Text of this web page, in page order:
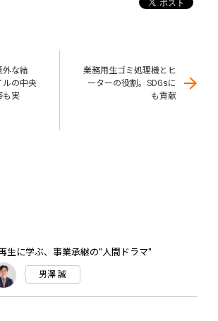
外な結
ルの中央
も実
業務用生ゴミ処理機とヒ
ーターの役割。SDGsに
も貢献
生に学ぶ、事業承継の"人間ドラマ"
男澤 誠